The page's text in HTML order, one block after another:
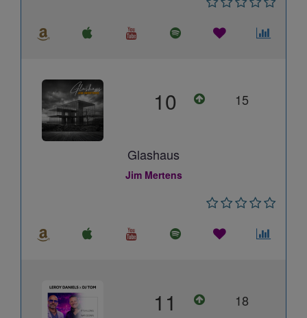
10 15
Glashaus
Jim Mertens
11 18